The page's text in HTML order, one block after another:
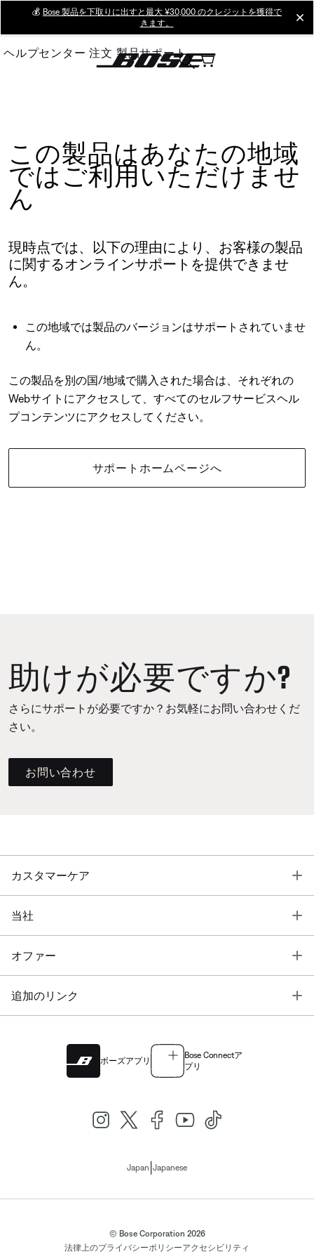
Main
💰 Bose 製品を下取りに出すと最大 ¥30,000 のクレジットを獲得で
きます。
ヘルプセンター 注文 製品サポート
この製品はあなたの地域
ではご利用いただけませ
ん
現時点では、以下の理由により、お客様の製品
に関するオンラインサポートを提供できませ
ん。
この地域では製品のバージョンはサポートされていませ
ん。
この製品を別の国/地域で購入された場合は、それぞれの
Webサイトにアクセスして、すべてのセルフサービスヘル
プコンテンツにアクセスしてください。
サポートホームページへ
助けが必要ですか?
さらにサポートが必要ですか？お気軽にお問い合わせくだ
さい。
お問い合わせ
カスタマーケア
当社
オファー
追加のリンク
ボーズアプリ
Bose Connectア
プリ
Japan Japanese
© Bose Corporation 2026
法律上のプライバシーポリシーアクセシビリティ